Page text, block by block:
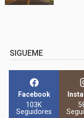
SIGUEME
Facebook
103K
Seguidores